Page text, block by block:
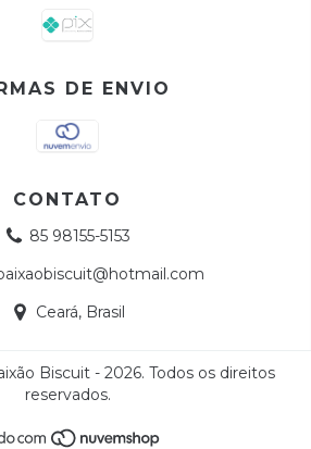
DE ENVIO
CONTATO
85 98155-5153
Ceará, Brasil
Biscuit - 2026. Todos os direitos
reservados.